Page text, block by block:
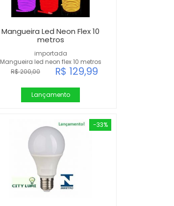
importada
Mangueira led neon flex 10 metros
Mangueira Led Neon Flex 10
metros
R$ 200,00 R$ 129,99
Lançamento
-33%